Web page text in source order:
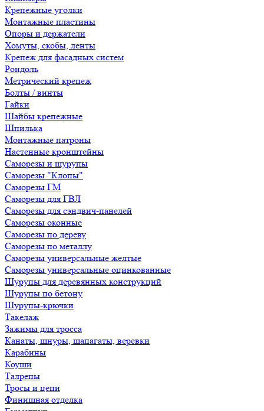
Крепежные уголки
Монтажные пластины
Опоры и держатели
Хомуты, скобы, ленты
Крепеж для фасадных систем
Рондоль
Метрический крепеж
Болты / винты
Гайки
Шайбы крепежные
Шпилька
Монтажные патроны
Настенные кронштейны
Саморезы и шурупы
Саморезы "Клопы"
Саморезы ГМ
Саморезы для ГВЛ
Саморезы для сэндвич-панелей
Саморезы оконные
Саморезы по дереву
Саморезы по металлу
Саморезы универсальные желтые
Саморезы универсальные оцинкованные
Шурупы для деревянных конструкций
Шурупы по бетону
Шурупы-крючки
Такелаж
Зажимы для тросса
Канаты, шнуры, шапагаты, веревки
Карабины
Коуши
Талрепы
Тросы и цепи
Финишная отделка